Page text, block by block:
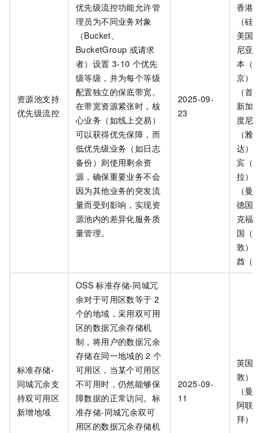
资源池支持
优先级流控
优先级流控功能允许管
理员为不同业务对象
（Bucket、
BucketGroup 或请求
者）设置 3-10 个优先
级等级，并为每个等级
配置独立的保底带宽。
在带宽资源紧张时，核
心业务（如线上交易）
可以获得优先保障，而
低优先级业务（如日志
备份）则使用剩余资
源，确保重要业务不会
因为其他业务的突发流
量而受到影响，实现资
源池内的差异化服务质
量管理。
2025-09-
23
香港
（硅
美国
尼亚
本（东
京）
（首
新加
度尼
（雅加
达）
宾（
拉）
（曼
德国
克福
国（伦
敦）
酋（
标准存储-
同城冗余支
持双可用区
新增地域
OSS 标准存储-同城冗
余对于可用区数等于 2
个的地域，采用双可用
区的数据冗余存储机
制，将用户的数据冗余
存储在同一地域的 2 个
可用区，当某个可用区
不可用时，仍然能够保
障数据的正常访问。 标
准存储-同城冗余双可
用区的数据冗余存储机
2025-09-
11
英国
敦）
（曼
阿联
拜）